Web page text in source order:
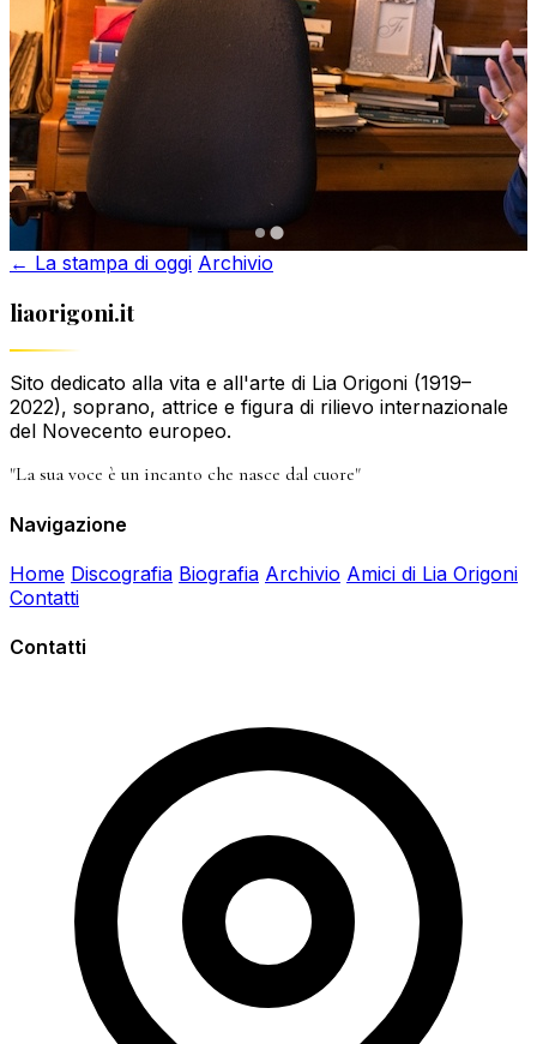
← La stampa di oggi Archivio
liaorigoni.it
Sito dedicato alla vita e all'arte di Lia Origoni (1919–
2022), soprano, attrice e figura di rilievo internazionale
del Novecento europeo.
"La sua voce è un incanto che nasce dal cuore"
Navigazione
Home Discografia Biografia Archivio Amici di Lia Origoni
Contatti
Contatti